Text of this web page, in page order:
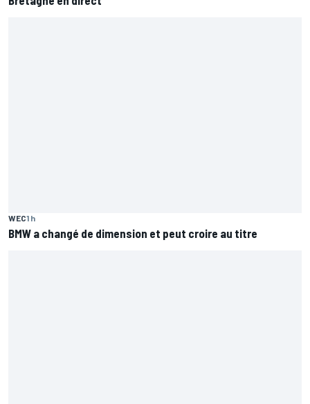
WEC1 h
BMW a changé de dimension et peut croire au titre